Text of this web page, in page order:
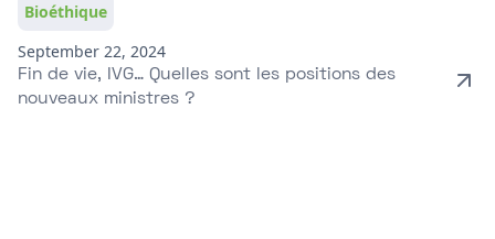
Bioéthique
September 22, 2024
Fin de vie, IVG… Quelles sont les positions des
nouveaux ministres ?